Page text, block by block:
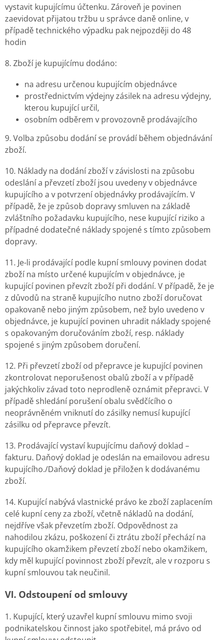
vystavit kupujícímu účtenku. Zároveň je povinen
zaevidovat přijatou tržbu u správce daně online, v
případě technického výpadku pak nejpozději do 48
hodin
8. Zboží je kupujícímu dodáno:
na adresu určenou kupujícím objednávce
prostřednictvím výdejny zásilek na adresu výdejny,
kterou kupující určil,
osobním odběrem v provozovně prodávajícího
9. Volba způsobu dodání se provádí během objednávání
zboží.
10. Náklady na dodání zboží v závislosti na způsobu
odeslání a převzetí zboží jsou uvedeny v objednávce
kupujícího a v potvrzení objednávky prodávajícím. V
případě, že je způsob dopravy smluven na základě
zvláštního požadavku kupujícího, nese kupující riziko a
případné dodatečné náklady spojené s tímto způsobem
dopravy.
11. Je-li prodávající podle kupní smlouvy povinen dodat
zboží na místo určené kupujícím v objednávce, je
kupující povinen převzít zboží při dodání. V případě, že je
z důvodů na straně kupujícího nutno zboží doručovat
opakovaně nebo jiným způsobem, než bylo uvedeno v
objednávce, je kupující povinen uhradit náklady spojené
s opakovaným doručováním zboží, resp. náklady
spojené s jiným způsobem doručení.
12. Při převzetí zboží od přepravce je kupující povinen
zkontrolovat neporušenost obalů zboží a v případě
jakýchkoliv závad toto neprodleně oznámit přepravci. V
případě shledání porušení obalu svědčícího o
neoprávněném vniknutí do zásilky nemusí kupující
zásilku od přepravce převzít.
13. Prodávající vystaví kupujícímu daňový doklad –
fakturu. Daňový doklad je odeslán na emailovou adresu
kupujícího./Daňový doklad je přiložen k dodávanému
zboží.
14. Kupující nabývá vlastnické právo ke zboží zaplacením
celé kupní ceny za zboží, včetně nákladů na dodání,
nejdříve však převzetím zboží. Odpovědnost za
nahodilou zkázu, poškození či ztrátu zboží přechází na
kupujícího okamžikem převzetí zboží nebo okamžikem,
kdy měl kupující povinnost zboží převzít, ale v rozporu s
kupní smlouvou tak neučinil.
VI. Odstoupení od smlouvy
1. Kupující, který uzavřel kupní smlouvu mimo svoji
podnikatelskou činnost jako spotřebitel, má právo od